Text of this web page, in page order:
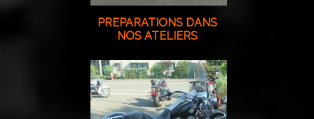
PREPARATIONS DANS
NOS ATELIERS